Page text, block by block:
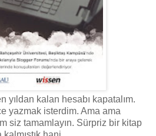
yıldan kalan hesabı kapatalım.
yazmak isterdim. Ama ama
siz tamamlayın. Sürpriz bir kitap